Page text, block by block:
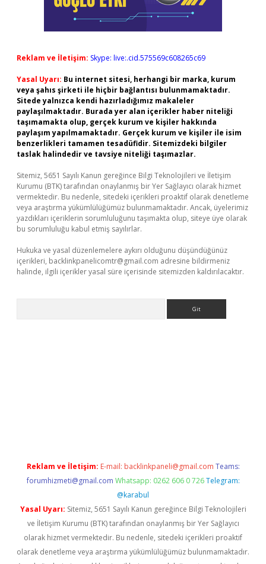
Reklam ve İletişim: Skype: live:.cid.575569c608265c69
Yasal Uyarı: Bu internet sitesi, herhangi bir marka, kurum
veya şahıs şirketi ile hiçbir bağlantısı bulunmamaktadır.
Sitede yalnızca kendi hazırladığımız makaleler
paylaşılmaktadır. Burada yer alan içerikler haber niteliği
taşımamakta olup, gerçek kurum ve kişiler hakkında
paylaşım yapılmamaktadır. Gerçek kurum ve kişiler ile isim
benzerlikleri tamamen tesadüfidir. Sitemizdeki bilgiler
taslak halindedir ve tavsiye niteliği taşımazlar.
Sitemiz, 5651 Sayılı Kanun gereğince Bilgi Teknolojileri ve İletişim
Kurumu (BTK) tarafından onaylanmış bir Yer Sağlayıcı olarak hizmet
vermektedir. Bu nedenle, sitedeki içerikleri proaktif olarak denetleme
veya araştırma yükümlülüğümüz bulunmamaktadır. Ancak, üyelerimiz
yazdıkları içeriklerin sorumluluğunu taşımakta olup, siteye üye olarak
bu sorumluluğu kabul etmiş sayılırlar.
Hukuka ve yasal düzenlemelere aykırı olduğunu düşündüğünüz
içerikleri, backlinkpanelicomtr@gmail.com adresine bildirmeniz
halinde, ilgili içerikler yasal süre içerisinde sitemizden kaldırılacaktır.
Reklam ve İletişim: E-mail: backlinkpaneli@gmail.com Teams:
forumhizmeti@gmail.com Whatsapp: 0262 606 0 726 Telegram:
@karabul
Yasal Uyarı: Sitemiz, 5651 Sayılı Kanun gereğince Bilgi Teknolojileri
ve İletişim Kurumu (BTK) tarafından onaylanmış bir Yer Sağlayıcı
olarak hizmet vermektedir. Bu nedenle, sitedeki içerikleri proaktif
olarak denetleme veya araştırma yükümlülüğümüz bulunmamaktadır.